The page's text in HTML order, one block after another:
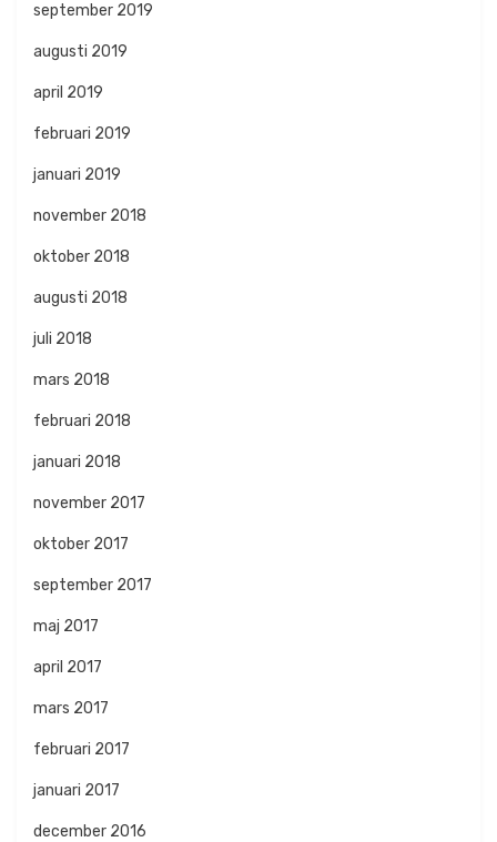
september 2019
augusti 2019
april 2019
februari 2019
januari 2019
november 2018
oktober 2018
augusti 2018
juli 2018
mars 2018
februari 2018
januari 2018
november 2017
oktober 2017
september 2017
maj 2017
april 2017
mars 2017
februari 2017
januari 2017
december 2016